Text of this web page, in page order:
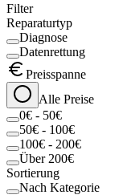
Filter
Reparaturtyp
Diagnose
Datenrettung
Preisspanne
Alle Preise
0€ - 50€
50€ - 100€
100€ - 200€
Über 200€
Sortierung
Nach Kategorie